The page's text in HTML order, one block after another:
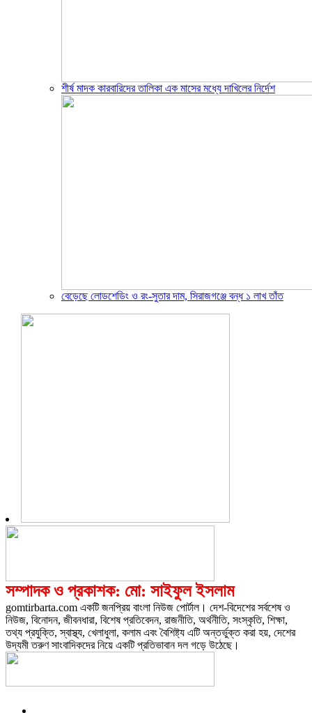
শীর্ষ মাদক কারবারিদের তালিকা এক মাসের মধ্যে দাখিলের নির্দেশ
বেড়েছে লোডশেডিং ও রং-সুতার দাম, সিরাজগঞ্জে বন্ধ ১ লাখ তাঁত
সম্পাদক ও প্রকাশক: মো: সাইফুল ইসলাম
gomtirbarta.com একটি জনপ্রিয় বাংলা নিউজ পোর্টাল। দেশ-বিদেশের সর্বশেষ ও
নিউজ, বিনোদন, জীবনধারা, বিশেষ প্রতিবেদন, রাজনীতি, অর্থনীতি, সংস্কৃতি, শিক্ষা,
তথ্য প্রযুক্তি, স্বাস্থ্য, খেলাধুলা, কলাম এবং বৈশিষ্ট্য এটি অন্তর্ভুক্ত করা হয়, দেশের
উদ্যমী তরুণ সাংবাদিকদের নিয়ে একটি প্রতিভাবান দল গড়ে উঠেছে।